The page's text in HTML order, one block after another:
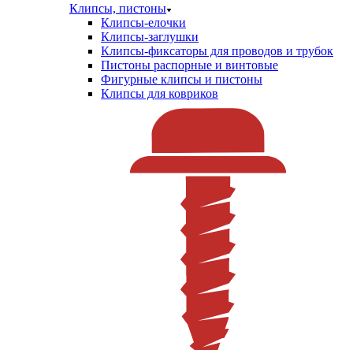
Клипсы, пистоны
Клипсы-елочки
Клипсы-заглушки
Клипсы-фиксаторы для проводов и трубок
Пистоны распорные и винтовые
Фигурные клипсы и пистоны
Клипсы для ковриков